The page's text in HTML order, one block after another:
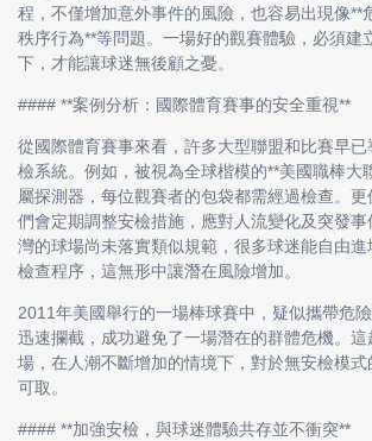
程，不僅增加意外事件的風險，也容易出現像**
秩序行為**等問題。一場好的觀賽體驗，必須建
下，才能讓球迷無後顧之憂。
#### **案例分析：國際體育賽事的安全重視**
從國際體育賽事來看，許多大型聯盟和比賽早
檢系統。例如，被視為全球楷模的**美國職棒大
屬探測器，每位觀賽者的包袋都需經過檢查。
們會定期調整安檢措施，應對人流變化及突發
灣的球場尚未落實類似規範，很多球迷能自由
檢查程序，這無形中讓潛在風險增加。
2011年美國舉行的一場棒球賽中，疑似攜帶危
迅速攔截，成功避免了一場潛在的群體危機。
場，在人潮不斷增加的情境下，對於無安檢模
可取。
#### **加強安檢，與球迷體驗共存並不衝突**